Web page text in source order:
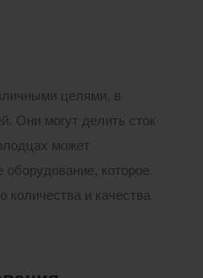
целями, в
Они могут делить сток
может
оборудование, которое
количества и качества